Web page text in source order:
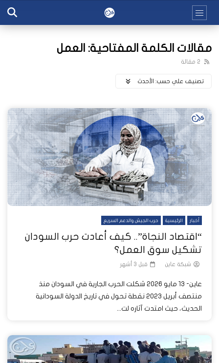
مقالات الكلمة المفتاحية: العمل
2 مقالة
تصنيف علي حسب: اﻷحدث
أخبار الرئيسية حرب الجيش والدعم السريع
“اقتصاد النجاة”.. كيف أعادت حرب السودان
تشكيل سوق العمل؟
شبكة عاين قبل 3 أشهر
عاين- 13 مايو 2026 شكلت الحرب الجارية في السودان منذ
منتصف أبريل 2023 نقطة تحول في تاريخ الدولة السودانية
الحديث، حيث امتدت آثاره لت...